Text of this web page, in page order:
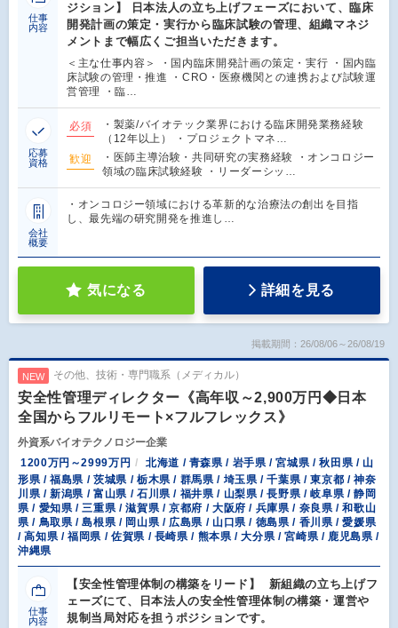
仕事
内容
ジション】 日本法人の立ち上げフェーズにおいて、臨床
開発計画の策定・実行から臨床試験の管理、組織マネジ
メントまで幅広くご担当いただきます。
＜主な仕事内容＞ ・国内臨床開発計画の策定・実行 ・国内臨
床試験の管理・推進 ・CRO・医療機関との連携および試験運
営管理 ・臨…
応募
資格
必須
・製薬/バイオテック業界における臨床開発業務経験
（12年以上） ・プロジェクトマネ…
歓迎
・医師主導治験・共同研究の実務経験 ・オンコロジー
領域の臨床試験経験 ・リーダーシッ…
会社
概要
・オンコロジー領域における革新的な治療法の創出を目指
し、最先端の研究開発を推進し…
気になる 詳細を見る
掲載期間：26/08/06～26/08/19
NEW その他、技術・専門職系（メディカル）
安全性管理ディレクター《高年収～2,900万円◆日本
全国からフルリモート×フルフレックス》
外資系バイオテクノロジー企業
1200万円～2999万円
北海道 / 青森県 / 岩手県 / 宮城県 / 秋田県 / 山
形県 / 福島県 / 茨城県 / 栃木県 / 群馬県 / 埼玉県 / 千葉県 / 東京都 / 神奈
川県 / 新潟県 / 富山県 / 石川県 / 福井県 / 山梨県 / 長野県 / 岐阜県 / 静岡
県 / 愛知県 / 三重県 / 滋賀県 / 京都府 / 大阪府 / 兵庫県 / 奈良県 / 和歌山
県 / 鳥取県 / 島根県 / 岡山県 / 広島県 / 山口県 / 徳島県 / 香川県 / 愛媛県
/ 高知県 / 福岡県 / 佐賀県 / 長崎県 / 熊本県 / 大分県 / 宮崎県 / 鹿児島県 /
沖縄県
仕事
内容
【安全性管理体制の構築をリード】 新組織の立ち上げフ
ェーズにて、日本法人の安全性管理体制の構築・運営や
規制当局対応を担うポジションです。